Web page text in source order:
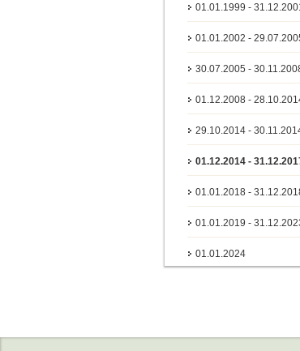
01.01.1999 -
01.01.2002 -
30.07.2005 -
01.12.2008 -
29.10.2014 -
01.12.2014 -
01.01.2018 -
01.01.2019 -
01.01.2024